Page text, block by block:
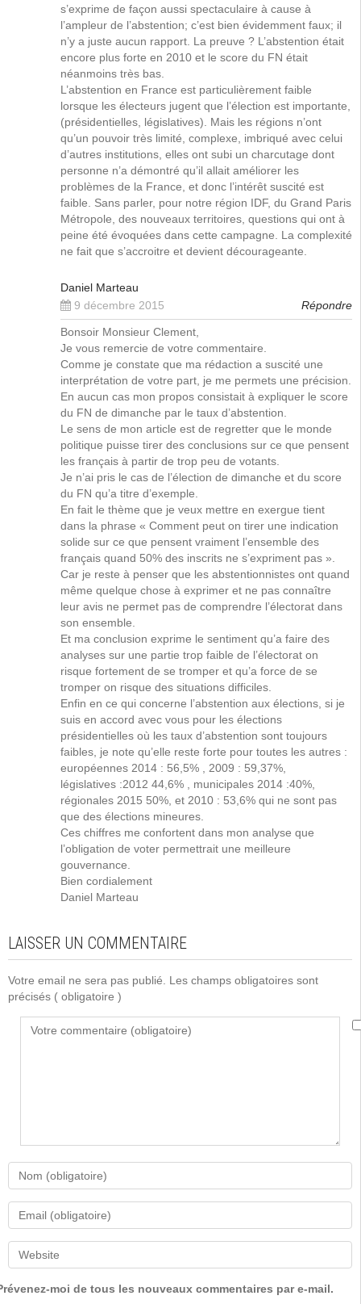
s’exprime de façon aussi spectaculaire à cause à
l’ampleur de l’abstention; c’est bien évidemment faux; il
n’y a juste aucun rapport. La preuve ? L’abstention était
encore plus forte en 2010 et le score du FN était
néanmoins très bas.
L’abstention en France est particulièrement faible
lorsque les électeurs jugent que l’élection est importante,
(présidentielles, législatives). Mais les régions n’ont
qu’un pouvoir très limité, complexe, imbriqué avec celui
d’autres institutions, elles ont subi un charcutage dont
personne n’a démontré qu’il allait améliorer les
problèmes de la France, et donc l’intérêt suscité est
faible. Sans parler, pour notre région IDF, du Grand Paris
Métropole, des nouveaux territoires, questions qui ont à
peine été évoquées dans cette campagne. La complexité
ne fait que s’accroitre et devient décourageante.
Daniel Marteau
9 décembre 2015
Répondre
Bonsoir Monsieur Clement,
Je vous remercie de votre commentaire.
Comme je constate que ma rédaction a suscité une
interprétation de votre part, je me permets une précision.
En aucun cas mon propos consistait à expliquer le score
du FN de dimanche par le taux d’abstention.
Le sens de mon article est de regretter que le monde
politique puisse tirer des conclusions sur ce que pensent
les français à partir de trop peu de votants.
Je n’ai pris le cas de l’élection de dimanche et du score
du FN qu’a titre d’exemple.
En fait le thème que je veux mettre en exergue tient
dans la phrase « Comment peut on tirer une indication
solide sur ce que pensent vraiment l’ensemble des
français quand 50% des inscrits ne s’expriment pas ».
Car je reste à penser que les abstentionnistes ont quand
même quelque chose à exprimer et ne pas connaître
leur avis ne permet pas de comprendre l’électorat dans
son ensemble.
Et ma conclusion exprime le sentiment qu’a faire des
analyses sur une partie trop faible de l’électorat on
risque fortement de se tromper et qu’a force de se
tromper on risque des situations difficiles.
Enfin en ce qui concerne l’abstention aux élections, si je
suis en accord avec vous pour les élections
présidentielles où les taux d’abstention sont toujours
faibles, je note qu’elle reste forte pour toutes les autres :
européennes 2014 : 56,5% , 2009 : 59,37%,
législatives :2012 44,6% , municipales 2014 :40%,
régionales 2015 50%, et 2010 : 53,6% qui ne sont pas
que des élections mineures.
Ces chiffres me confortent dans mon analyse que
l’obligation de voter permettrait une meilleure
gouvernance.
Bien cordialement
Daniel Marteau
LAISSER UN COMMENTAIRE
Votre email ne sera pas publié. Les champs obligatoires sont
précisés ( obligatoire )
moi de tous les nouveaux commentaires par e-mail.